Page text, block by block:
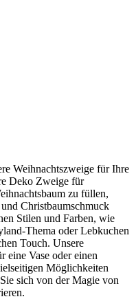
Weihnachtszweige für Ihre
Deko Zweige für
zu füllen,
Christbaumschmuck
Stilen und Farben, wie
Thema oder Lebkuchen
Touch. Unsere
eine Vase oder einen
Möglichkeiten
sich von der Magie von